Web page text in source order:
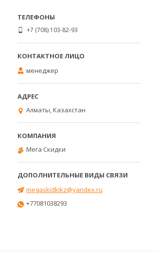
+7 (708) 103-82-93
менеджер
Алматы, Казахстан
Мега Скидки
megaskidkikz@yandex.ru
+77081038293